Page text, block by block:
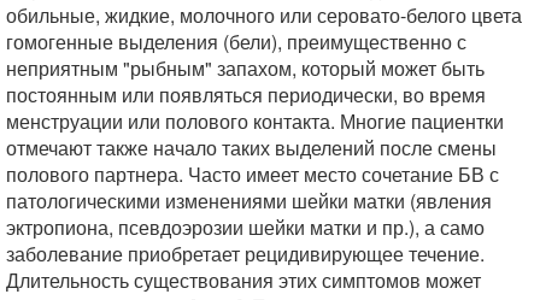
обильные, жидкие, молочного или серовато-белого цвета
гомогенные выделения (бели), преимущественно с
неприятным "рыбным" запахом, который может быть
постоянным или появляться периодически, во время
менструации или полового контакта. Многие пациентки
отмечают также начало таких выделений после смены
полового партнера. Часто имеет место сочетание БВ с
патологическими изменениями шейки матки (явления
эктропиона, псевдоэрозии шейки матки и пр.), а само
заболевание приобретает рецидивирующее течение.
Длительность существования этих симптомов может